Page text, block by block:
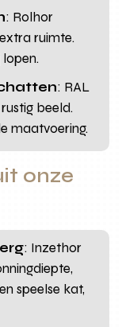
: Rolhor
ruimte.
: RAL
beeld.
maatvoering.
onze
: Inzethor
speelse kat,